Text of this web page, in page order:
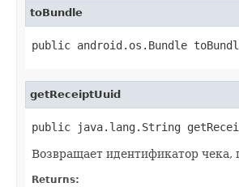
toBundle
public android.os.Bundle
getReceiptUuid
public java.lang.String
Возвращает идентификатор чека,
Returns: